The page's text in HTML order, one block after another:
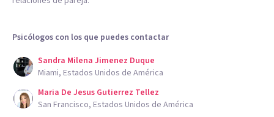
Psicólogos con los que puedes contactar
Sandra Milena Jimenez Duque
Miami, Estados Unidos de América
Maria De Jesus Gutierrez Tellez
San Francisco, Estados Unidos de América